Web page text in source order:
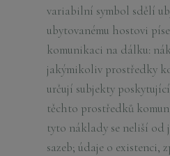
variabilní symbol sdělí
ubytovanému hostovi
komunikaci na dálku:
jakýmikoliv prostředky
určují subjekty
těchto prostředků
tyto náklady se neliší
sazeb; údaje o existenci,